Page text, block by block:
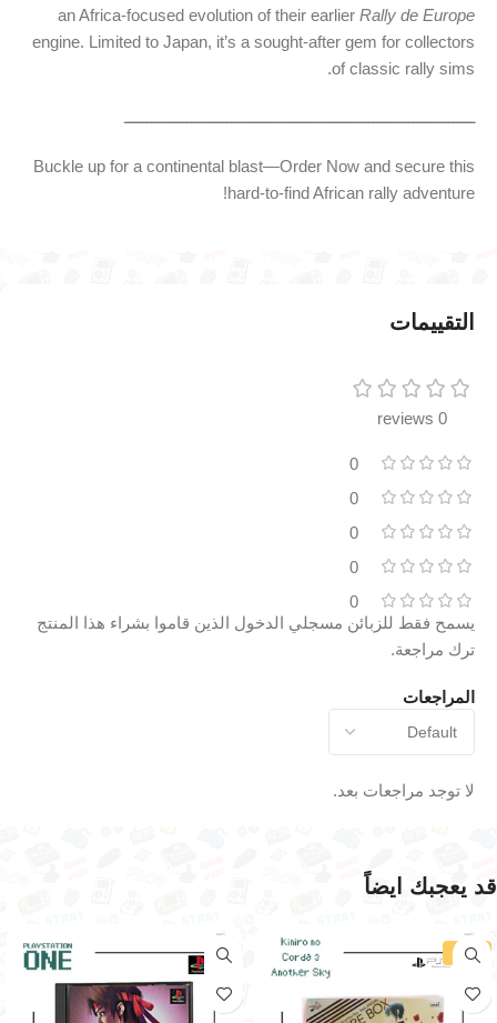
an Africa-focused evolution of their earlier Rally de Europe
engine. Limited to Japan, it’s a sought-after gem for collectors
of classic rally sims.
ـــــــــــــــــــــــــــــــــــــــــــــــــــــــــــــــــــــــــــــــ
Buckle up for a continental blast—Order Now and secure this
hard-to-find African rally adventure!
التقييمات
0 reviews
0
0
0
0
0
المراجعات
لا توجد مراجعات بعد.
يسمح فقط للزبائن مسجلي الدخول الذين قاموا بشراء هذا المنتج
ترك مراجعة.
قد يعجبك ايضاً
-19%